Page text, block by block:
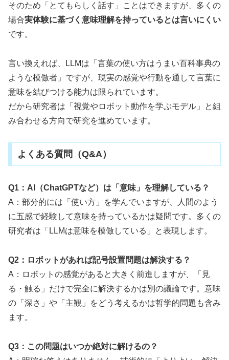
そのため「とてもらしく話す」ことはできますが、多くの
場合実体験に基づく意味理解を持っているとは言いにくい
です。
言い換えれば、LLMは「言葉の使い方はうまい百科事典の
ような模倣者」ですが、現実の感覚や行動を通して言葉に
意味を結びつける能力は限られています。
だから研究者は「視覚やロボット動作を学ぶモデル」と組
み合わせる方向で研究を進めています。
よくある質問（Q&A）
Q1：AI（ChatGPTなど）は「意味」を理解している？
A：部分的には「使い方」を学んでいますが、人間のよう
に五感で経験して意味を持っているかは疑問です。多くの
研究者は「LLMは意味を模倣している」と表現します。
Q2：ロボットがあれば記号設置問題は解決する？
A：ロボットの感覚があると大きく前進しますが、「見
る・触る」だけで完全に解決するかは別の議論です。意味
の「深さ」や「主観」をどう考えるかは哲学的問題も含み
ます。
Q3：この問題はいつか絶対に解けるの？